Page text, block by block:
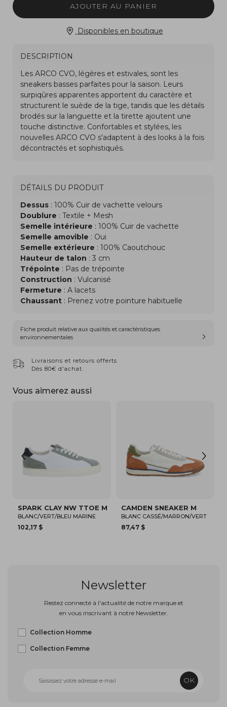
AJOUTER AU PANIER
Disponibles en boutique
DESCRIPTION
DÉTAILS DU PRODUIT
Dessus : 100% Cuir de vachette velours
Doublure : Textile + Mesh
Semelle intérieure : 100% Cuir de vachette
Semelle amovible : Oui
Semelle extérieure : 100% Caoutchouc
Hauteur de talon : 3 cm
Trépointe : Pas de trépointe
Construction : Vulcanisé
Fermeture : A lacets
Chaussant : Prenez votre pointure habituelle
Fiche produit relative aux qualités et caractéristiques
environnementales
Livraisons et retours offerts
Dès 80€ d'achat.
Vous aimerez aussi
SPARK CLAY NW TTOE M
BLANC/VERT/BLEU MARINE
102,17 $
CAMDEN SNEAKER M
BLANC CASSÉ/MARRON/VERT
87,47 $
Newsletter
Restez connecté à l'actualité de notre marque et
en vous inscrivant à notre Newsletter.
Collection Homme
Collection Femme
OK